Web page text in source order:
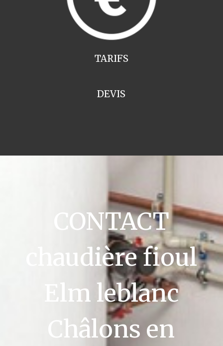
TARIFS
DEVIS
CONTACT
chaudière fioul
Elm leblanc
Châlons en